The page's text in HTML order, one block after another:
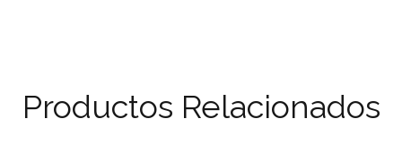
Productos Relacionados